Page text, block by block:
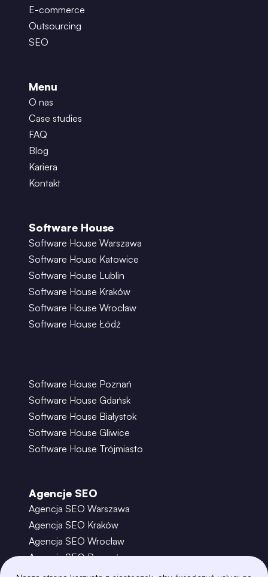
E-commerce
Outsourcing
SEO
Menu
O nas
Case studies
FAQ
Blog
Kariera
Kontakt
Software House
Software House Warszawa
Software House Katowice
Software House Lublin
Software House Kraków
Software House Wrocław
Software House Łódź
Software House Poznań
Software House Gdańsk
Software House Białystok
Software House Gliwice
Software House Trójmiasto
Agencje SEO
Agencja SEO Warszawa
Agencja SEO Kraków
Agencja SEO Wrocław
Agencja SEO Poznań
Agencja SEO Gdańsk